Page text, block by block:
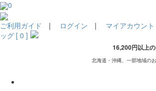
0
ご利用ガイド | ログイン | マイアカウント
ッグ [ 0 ]
16,200円以上
北海道・沖縄、一部地域の